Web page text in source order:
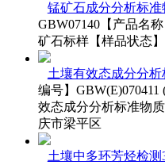
锰矿石成分分析标准
GBW07140【产品名
矿石标样【样品状态
土壤有效态成分分
编号】
效态成分分析标准物
庆市梁平区
土壤中多环芳烃检